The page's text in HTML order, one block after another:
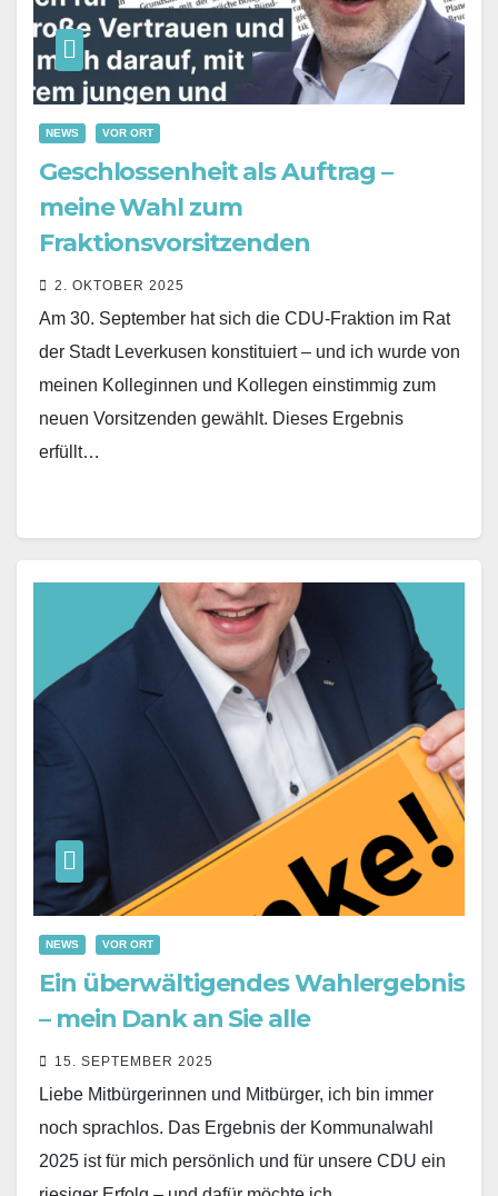
NEWS VOR ORT
Geschlossenheit als Auftrag –
meine Wahl zum
Fraktionsvorsitzenden
2. OKTOBER 2025
Am 30. September hat sich die CDU-Fraktion im Rat
der Stadt Leverkusen konstituiert – und ich wurde von
meinen Kolleginnen und Kollegen einstimmig zum
neuen Vorsitzenden gewählt. Dieses Ergebnis
erfüllt…
NEWS VOR ORT
Ein überwältigendes Wahlergebnis
– mein Dank an Sie alle
15. SEPTEMBER 2025
Liebe Mitbürgerinnen und Mitbürger, ich bin immer
noch sprachlos. Das Ergebnis der Kommunalwahl
2025 ist für mich persönlich und für unsere CDU ein